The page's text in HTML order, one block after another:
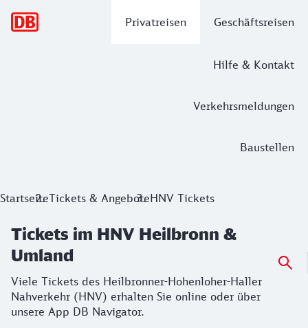
Privatreisen Geschäftsreisen
Hilfe & Kontakt
Verkehrsmeldungen
Baustellen
Tickets im HNV Heilbronn & Umland
StartseiteTickets & AngeboteHNV Tickets
Tickets im HNV Heilbronn &
Umland
Viele Tickets des Heilbronner-Hohenloher-Haller
Nahverkehr (HNV) erhalten Sie online oder über
unsere App DB Navigator.